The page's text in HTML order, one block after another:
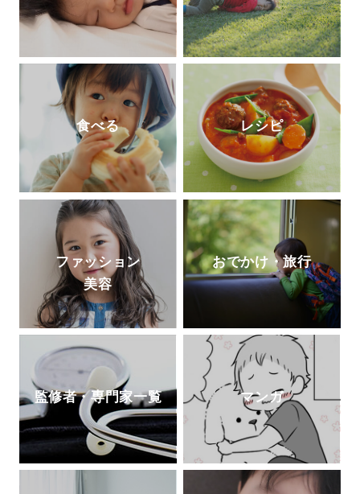
食べる レシピ
ファッション
美容
おでかけ・旅行
監修者・専門家一覧 マンガ